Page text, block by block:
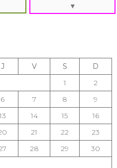
J V S
D
1
2
6 7 8
9
14 15
16
21 22
23
28 29
30